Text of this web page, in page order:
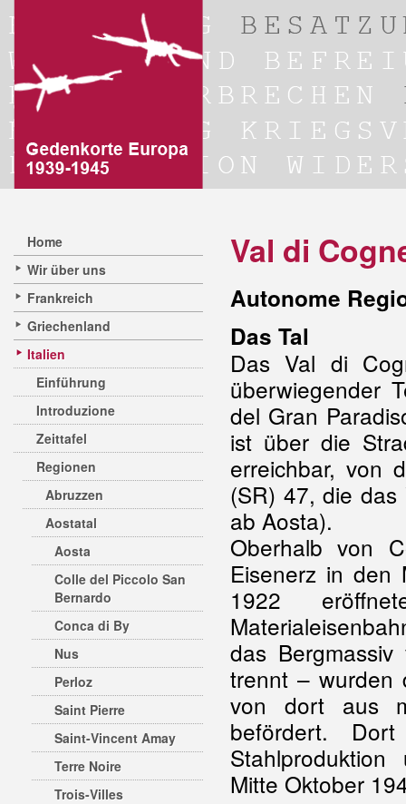
Home
Wir über uns
Frankreich
Griechenland
Italien
Einführung
Introduzione
Zeittafel
Regionen
Abruzzen
Aostatal
Aosta
Colle del Piccolo San
Bernardo
Conca di By
Nus
Perloz
Saint Pierre
Saint-Vincent Amay
Terre Noire
Trois-Villes
Val di
Autonome
Das Tal
Das Val di
überwiegender
del Gran
ist über die
erreichbar, von
(SR) 47, die
ab Aosta).
Oberhalb von
Eisenerz in den
1922
das
trennt – wurden
von dort aus
befördert.
Mitte Oktober